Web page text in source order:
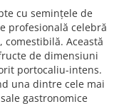
cu semințele de
profesională celebră
Această
de dimensiuni
portocaliu-intens.
una dintre cele mai
gastronomice